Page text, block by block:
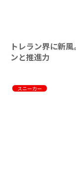
トレラン界に新
ンと推進力
スニーカー